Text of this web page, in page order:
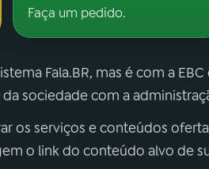
Faça um pedido.
Fala.BR, mas é com a
sociedade com a
os serviços e conteúdos
o link do conteúdo alvo de